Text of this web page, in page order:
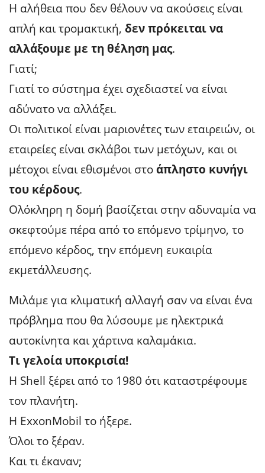
Η αλήθεια που δεν θέλουν να ακούσεις είναι
απλή και τρομακτική, δεν πρόκειται να
αλλάξουμε με τη θέληση μας.
Γιατί;
Γιατί το σύστημα έχει σχεδιαστεί να είναι
αδύνατο να αλλάξει.
Οι πολιτικοί είναι μαριονέτες των εταιρειών, οι
εταιρείες είναι σκλάβοι των μετόχων, και οι
μέτοχοι είναι εθισμένοι στοάπληστο κυνήγι
του κέρδους.
Ολόκληρη η δομή βασίζεται στην αδυναμία να
σκεφτούμε πέρα από το επόμενο τρίμηνο, το
επόμενο κέρδος, την επόμενη ευκαιρία
εκμετάλλευσης.
Μιλάμε για κλιματική αλλαγή σαν να είναι ένα
πρόβλημα που θα λύσουμε με ηλεκτρικά
αυτοκίνητα και χάρτινα καλαμάκια.
Τι γελοία υποκρισία!
Η Shell ξέρει από το 1980 ότι καταστρέφουμε
τον πλανήτη.
Η ExxonMobil το ήξερε.
Όλοι το ξέραν.
Και τι έκαναν;